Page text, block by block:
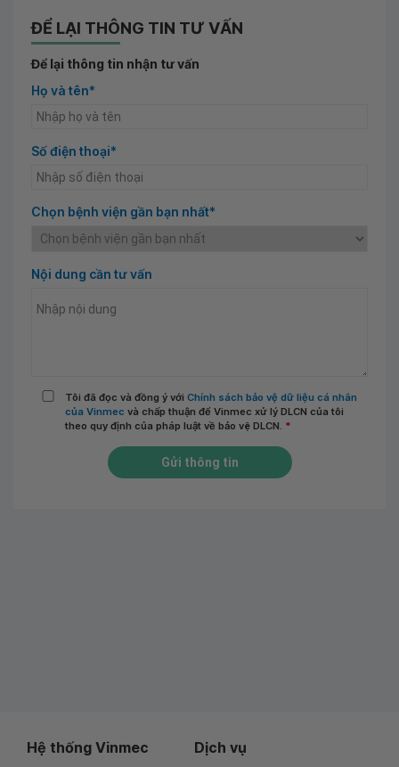
ĐỂ LẠI THÔNG TIN TƯ VẤN
Để lại thông tin nhận tư vấn
Họ và tên*
Số điện thoại*
Chọn bệnh viện gần bạn nhất*
Nội dung cần tư vấn
Tôi đã đọc và đồng ý với Chính sách bảo vệ dữ liệu cá nhân
của Vinmec và chấp thuận để Vinmec xử lý DLCN của tôi
theo quy định của pháp luật về bảo vệ DLCN. *
Gửi thông tin
Hệ thống Vinmec Dịch vụ